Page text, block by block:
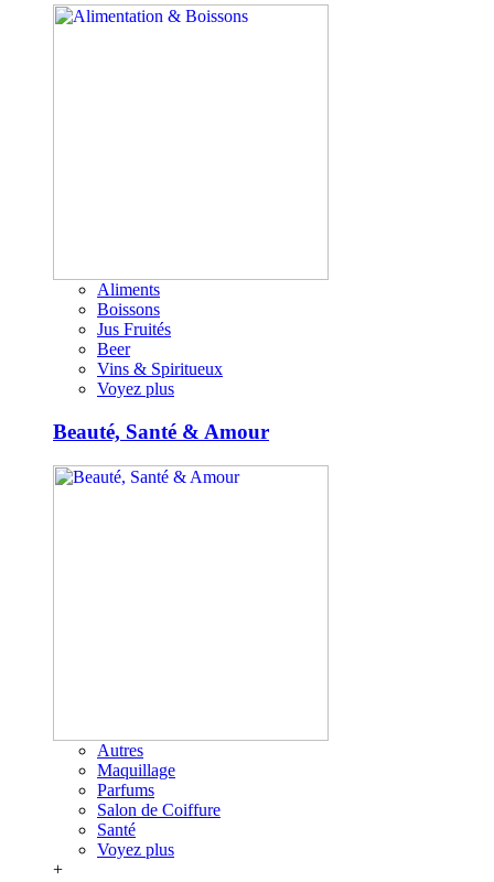
Aliments
Boissons
Jus Fruités
Beer
Vins & Spiritueux
Voyez plus
Beauté, Santé & Amour
Autres
Maquillage
Parfums
Salon de Coiffure
Santé
Voyez plus
+